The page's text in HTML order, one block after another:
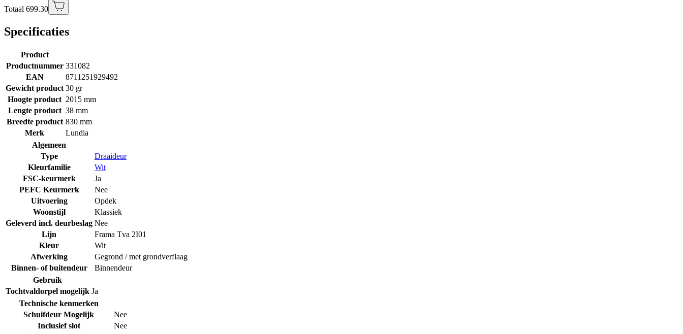
Totaal 699.30
Specificaties
Product
Productnummer 331082
EAN
8711251929492
Gewicht product 30 gr
Hoogte product 2015 mm
Lengte product 38 mm
Breedte product 830 mm
Merk
Lundia
Algemeen
Type
Draaideur
Kleurfamilie
Wit
FSC-keurmerk
Ja
PEFC Keurmerk
Nee
Uitvoering
Opdek
Woonstijl
Klassiek
Geleverd incl. deurbeslag Nee
Lijn
Frama Tva 2I01
Kleur
Wit
Afwerking
Gegrond / met grondverflaag
Binnen- of buitendeur
Binnendeur
Gebruik
Tochtvaldorpel mogelijk Ja
Technische kenmerken
Schuifdeur Mogelijk
Nee
Inclusief slot
Nee